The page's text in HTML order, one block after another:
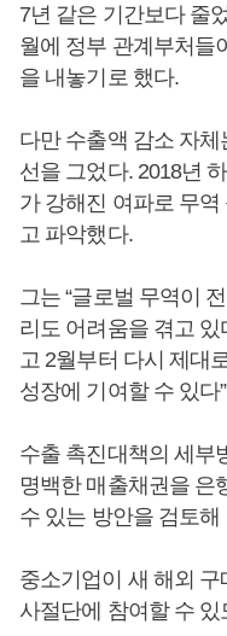
7년 같은 기간보다 줄
월에 정부 관계부처들
을 내놓기로 했다.
다만 수출액 감소 자
선을 그었다. 2018년
가 강해진 여파로 무
고 파악했다.
그는 “글로벌 무역이
리도 어려움을 겪고 있
고 2월부터 다시 제대
성장에 기여할 수 있다
수출 촉진대책의 세부
명백한 매출채권을 은
수 있는 방안을 검토
중소기업이 새 해외
사절단에 참여할 수